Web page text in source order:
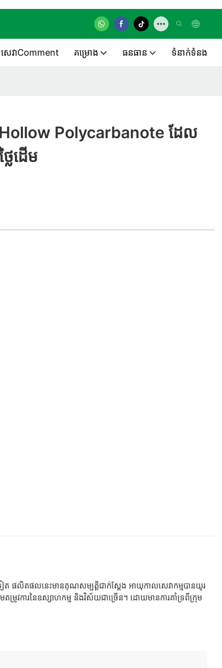
សេវាComment គម្រោង ធនធាន ទំនាក់ទំនង
Polycarbanote ដែល
ៃដើម
ផលិតផលនេះមានគុណសម្បត្តិជាក់ស្តែង អាយុកាលសេវាកម្មបានយូរ
វការនៃឧស្សាហកម្ម និងវិស័យជាច្រើន។ ដោយមានការគាំទ្រពីក្រុម